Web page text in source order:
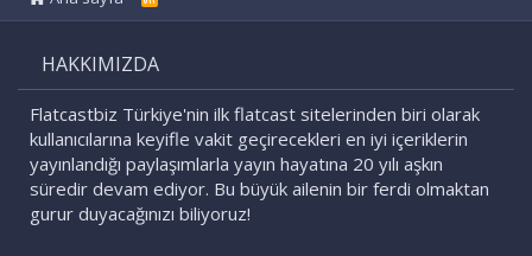
HAKKIMIZDA
Flatcastbiz Türkiye'nin ilk flatcast sitelerinden biri olarak
kullanıcılarına keyifle vakit geçirecekleri en iyi içeriklerin
yayınlandığı paylaşımlarla yayın hayatına 20 yılı aşkın
süredir devam ediyor. Bu büyük ailenin bir ferdi olmaktan
gurur duyacağınızı biliyoruz!